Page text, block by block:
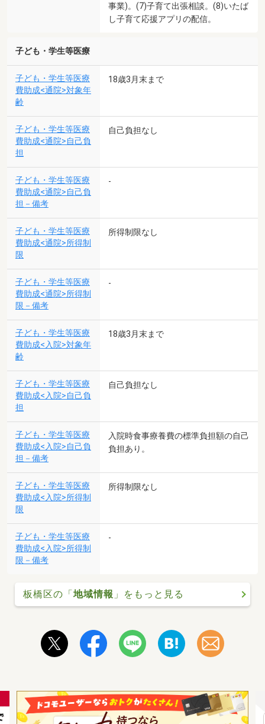
事業)。(7)子育て出張相談。(8)いたば
し子育て応援アプリの配信。
子ども・学生等医療
子ども・学生等医療
費助成<通院>対象年
齢
18歳3月末まで
子ども・学生等医療
費助成<通院>自己負
担
自己負担なし
子ども・学生等医療
費助成<通院>自己負
担－備考
-
子ども・学生等医療
費助成<通院>所得制
限
所得制限なし
子ども・学生等医療
費助成<通院>所得制
限－備考
-
子ども・学生等医療
費助成<入院>対象年
齢
18歳3月末まで
子ども・学生等医療
費助成<入院>自己負
担
自己負担なし
子ども・学生等医療
費助成<入院>自己負
担－備考
入院時食事療養費の標準負担額の自己
負担あり。
子ども・学生等医療
費助成<入院>所得制
限
所得制限なし
子ども・学生等医療
費助成<入院>所得制
限－備考
-
板橋区の「地域情報 」をもっと見る